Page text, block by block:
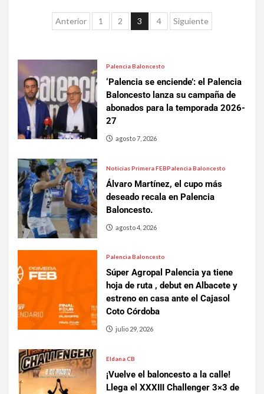
Anterior 1 2 3 4 Siguiente
Palencia Baloncesto
‘Palencia se enciende’: el Palencia
Baloncesto lanza su campaña de
abonados para la temporada 2026-
27
agosto 7, 2026
Noticias Primera FEBPalencia Baloncesto
Álvaro Martínez, el cupo más
deseado recala en Palencia
Baloncesto.
agosto 4, 2026
Palencia Baloncesto
Súper Agropal Palencia ya tiene
hoja de ruta , debut en Albacete y
estreno en casa ante el Cajasol
Coto Córdoba
julio 29, 2026
Eldana CB
¡Vuelve el baloncesto a la calle!
Llega el XXXIII Challenger 3×3 de